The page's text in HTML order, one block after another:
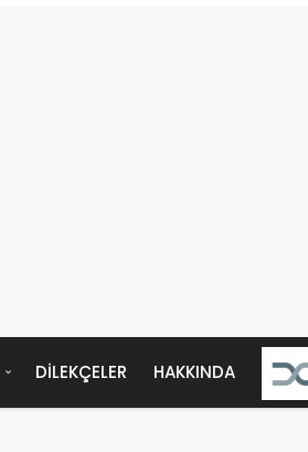
DILEKÇELER HAKKINDA